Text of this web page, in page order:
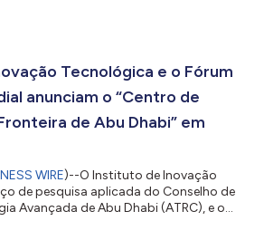
Tecnológica e o Fórum
anunciam o “Centro de
de Abu Dhabi” em
WIRE)--O Instituto de Inovação
de pesquisa aplicada do Conselho de
Avançada de Abu Dhabi (ATRC), e o